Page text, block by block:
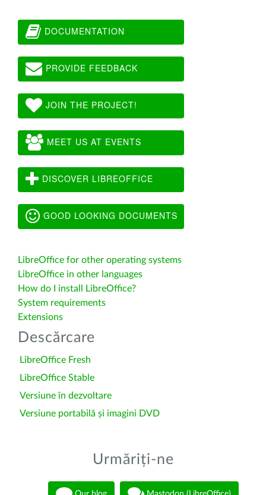
DOCUMENTATION
PROVIDE FEEDBACK
JOIN THE PROJECT!
MEET US AT EVENTS
DISCOVER LIBREOFFICE
GOOD LOOKING DOCUMENTS
LibreOffice for other operating systems
LibreOffice in other languages
How do I install LibreOffice?
System requirements
Extensions
Descărcare
LibreOffice Fresh
LibreOffice Stable
Versiune în dezvoltare
Versiune portabilă și imagini DVD
Urmăriți-ne